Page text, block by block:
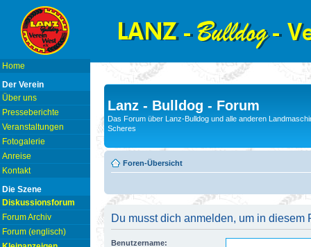
Home
Der Verein
Über uns
Presseberichte
Veranstaltungen
Fotogalerie
Anreise
Kontakt
Die Szene
Diskussionsforum
Forum Archiv
Forum (englisch)
Lanz - Bulldog - Forum
Das Forum über Lanz-Bulldog und alle anderen
Scheres
Foren-Übersicht
Du musst dich anmelden, um in diesem
Benutzername: